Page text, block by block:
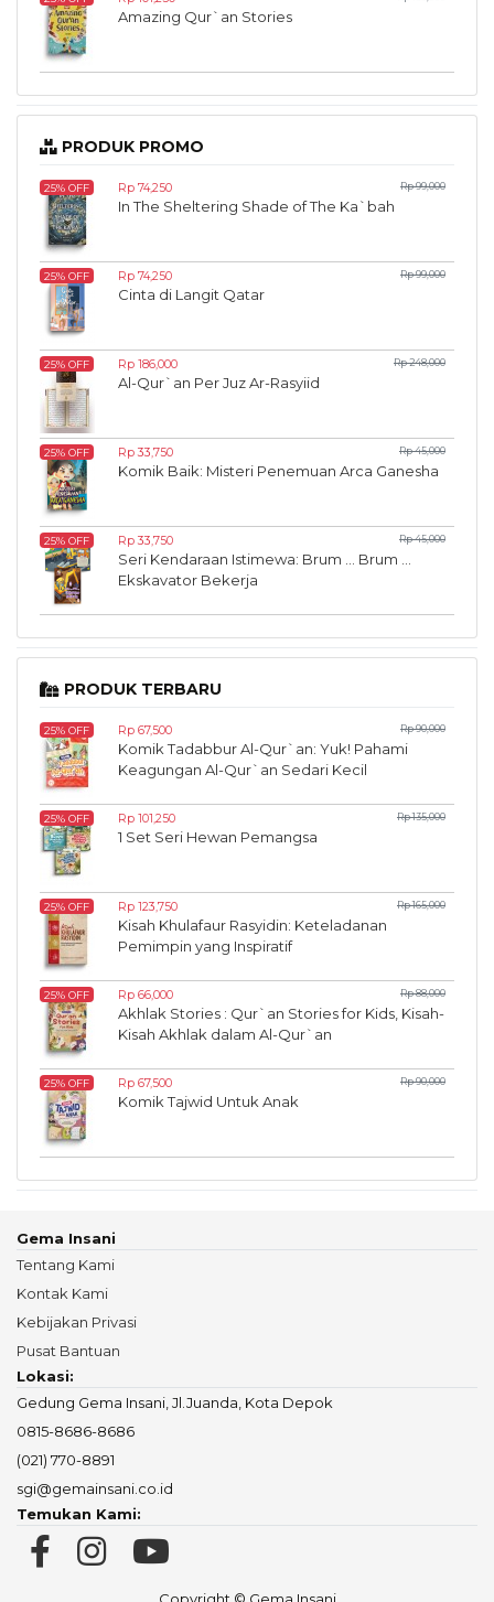
Amazing Qur`an Stories
PRODUK PROMO
25% OFF Rp 74,250 Rp 99,000
In The Sheltering Shade of The Ka`bah
25% OFF Rp 74,250 Rp 99,000
Cinta di Langit Qatar
25% OFF Rp 186,000 Rp 248,000
Al-Qur`an Per Juz Ar-Rasyiid
25% OFF Rp 33,750 Rp 45,000
Komik Baik: Misteri Penemuan Arca Ganesha
25% OFF Rp 33,750 Rp 45,000
Seri Kendaraan Istimewa: Brum ... Brum ...
Ekskavator Bekerja
PRODUK TERBARU
25% OFF Rp 67,500 Rp 90,000
Komik Tadabbur Al-Qur`an: Yuk! Pahami
Keagungan Al-Qur`an Sedari Kecil
25% OFF Rp 101,250 Rp 135,000
1 Set Seri Hewan Pemangsa
25% OFF Rp 123,750 Rp 165,000
Kisah Khulafaur Rasyidin: Keteladanan
Pemimpin yang Inspiratif
25% OFF Rp 66,000 Rp 88,000
Akhlak Stories : Qur`an Stories for Kids, Kisah-
Kisah Akhlak dalam Al-Qur`an
25% OFF Rp 67,500 Rp 90,000
Komik Tajwid Untuk Anak
Gema Insani
Tentang Kami
Kontak Kami
Kebijakan Privasi
Pusat Bantuan
Lokasi:
Gedung Gema Insani, Jl.Juanda, Kota Depok
0815-8686-8686
(021) 770-8891
sgi@gemainsani.co.id
Temukan Kami: